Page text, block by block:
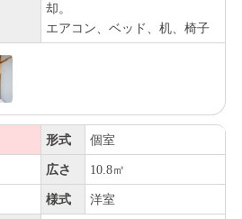
却。
エアコン、ベッド、机、椅子
形式 個室
広さ 10.8㎡
様式 洋室